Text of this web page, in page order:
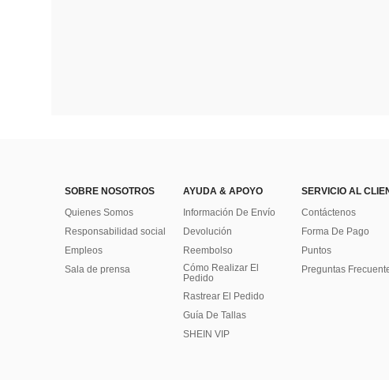
SOBRE NOSOTROS
Quienes Somos
Responsabilidad social
Empleos
Sala de prensa
AYUDA & APOYO
Información De Envío
Devolución
Reembolso
Cómo Realizar El
Pedido
Rastrear El Pedido
Guía De Tallas
SHEIN VIP
SERVICIO AL
Contáctenos
Forma De Pago
Puntos
Preguntas